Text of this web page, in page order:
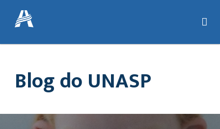
Blog do UNASP